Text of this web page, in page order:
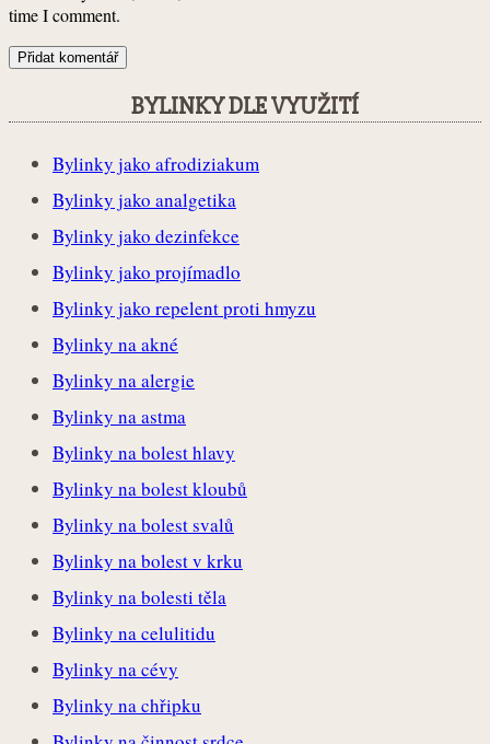
time I comment.
BYLINKY DLE VYUŽITÍ
Bylinky jako afrodiziakum
Bylinky jako analgetika
Bylinky jako dezinfekce
Bylinky jako projímadlo
Bylinky jako repelent proti hmyzu
Bylinky na akné
Bylinky na alergie
Bylinky na astma
Bylinky na bolest hlavy
Bylinky na bolest kloubů
Bylinky na bolest svalů
Bylinky na bolest v krku
Bylinky na bolesti těla
Bylinky na celulitidu
Bylinky na cévy
Bylinky na chřipku